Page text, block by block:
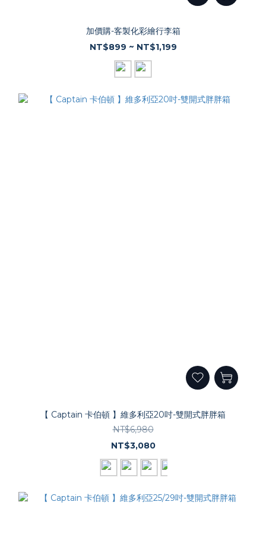
加價購-客製化彩繪行李箱
NT$899 ~ NT$1,199
【 Captain 卡伯頓 】維多利亞20吋-雙開式胖胖箱
NT$6,980
NT$3,080